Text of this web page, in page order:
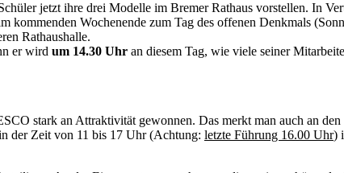
jetzt ihre drei Modelle im Bremer Rathaus vorstellen. In
kommenden Wochenende zum Tag des offenen Denkmals
Rathaushalle.
er wird um 14.30 Uhr an diesem Tag, wie viele seiner
stark an Attraktivität gewonnen. Das merkt man auch an
der Zeit von 11 bis 17 Uhr (Achtung: letzte Führung 16.00 Uhr)